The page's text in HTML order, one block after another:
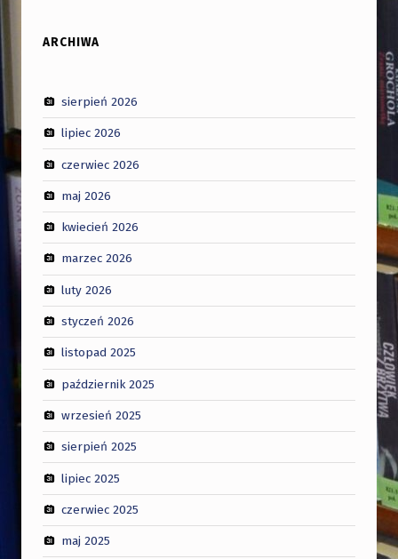
ARCHIWA
sierpień 2026
lipiec 2026
czerwiec 2026
maj 2026
kwiecień 2026
marzec 2026
luty 2026
styczeń 2026
listopad 2025
październik 2025
wrzesień 2025
sierpień 2025
lipiec 2025
czerwiec 2025
maj 2025